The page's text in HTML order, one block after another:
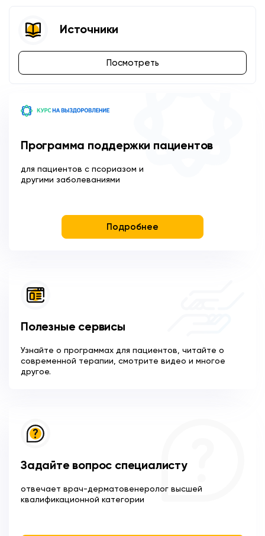
Источники
Посмотреть
Программа поддержки пациентов
для пациентов с псориазом и
другими заболеваниями
Подробнее
Полезные сервисы
Узнайте о программах для пациентов, читайте о
современной терапии, смотрите видео и многое
другое.
Задайте вопрос специалисту
отвечает врач-дерматовенеролог высшей
квалификационной категории